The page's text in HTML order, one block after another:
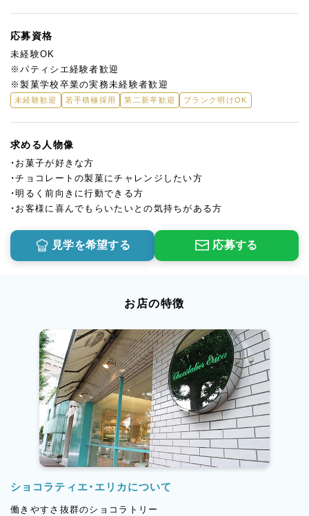
応募資格
未経験OK
※パティシエ経験者歓迎
※製菓学校卒業の実務未経験者歓迎
未経験歓迎 若手積極採用 第二新卒歓迎 ブランク明けOK
求める人物像
・お菓子が好きな方
・チョコレートの製菓にチャレンジしたい方
・明るく前向きに行動できる方
・お客様に喜んでもらいたいとの気持ちがある方
見学を希望する 応募する
お店の特徴
ショコラティエ・エリカについて
働きやすさ抜群のショコラトリー